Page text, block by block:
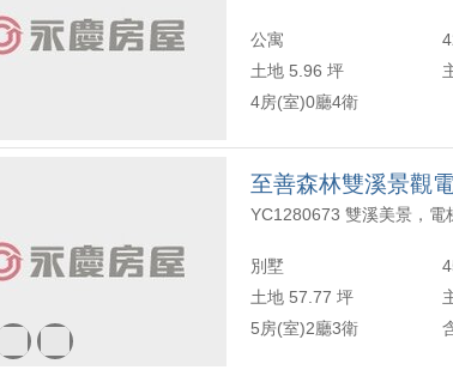
公寓
土地 5.96 坪
4房(室)0廳4衛
至善森林雙溪景觀
別墅
土地 57.77 坪
5房(室)2廳3衛